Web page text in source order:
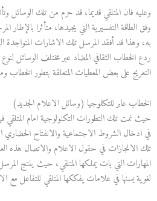
وعليه فان المتلقي قديما، قد حرم من تلك الوسائل
وفق الطاقة التفسيرية التي يجيدها، متأثرا
به، وهذا قد أفقد المرسل تلك الاشارات المتواجدة
ردع الخطاب الثقافي المضاد عبر مختلف الوسائل
التعريج على بعض المعطيات المتعلقة بتطور الخطاب
الخطاب عابر للتكنلوجيا (وسائل الاعلام الجديد)
حيث نمت تلك التطورات التكنولوجية امام المتلقي
في ادخال الشروط الاجتماعية والانفتاح الحضاري
تلك الانجازات في حقول الاعلام والاتصال هذه
المهارات التي بات يملكها المتلقي، حيث ينتج
لغوية يسنها في علامات يفككها المتلقي للتفاعل مع